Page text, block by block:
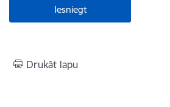
Drukāt lapu